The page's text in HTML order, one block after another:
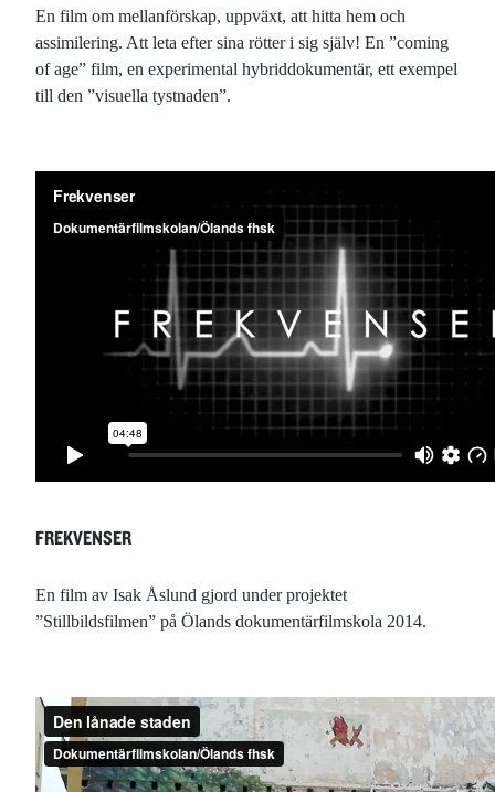
En film om mellanförskap, uppväxt, att hitta hem och
assimilering. Att leta efter sina rötter i sig själv! En ”coming
of age” film, en experimental hybriddokumentär, ett exempel
till den ”visuella tystnaden”.
FREKVENSER
En film av Isak Åslund gjord under projektet
”Stillbildsfilmen” på Ölands dokumentärfilmskola 2014.